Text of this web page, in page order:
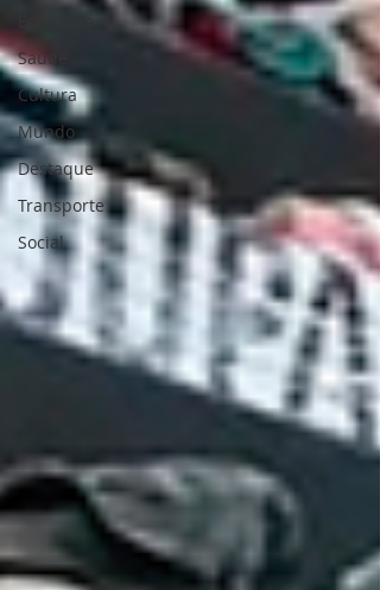
Saúde
Cultura
Mundo
Destaque
Transporte
Social